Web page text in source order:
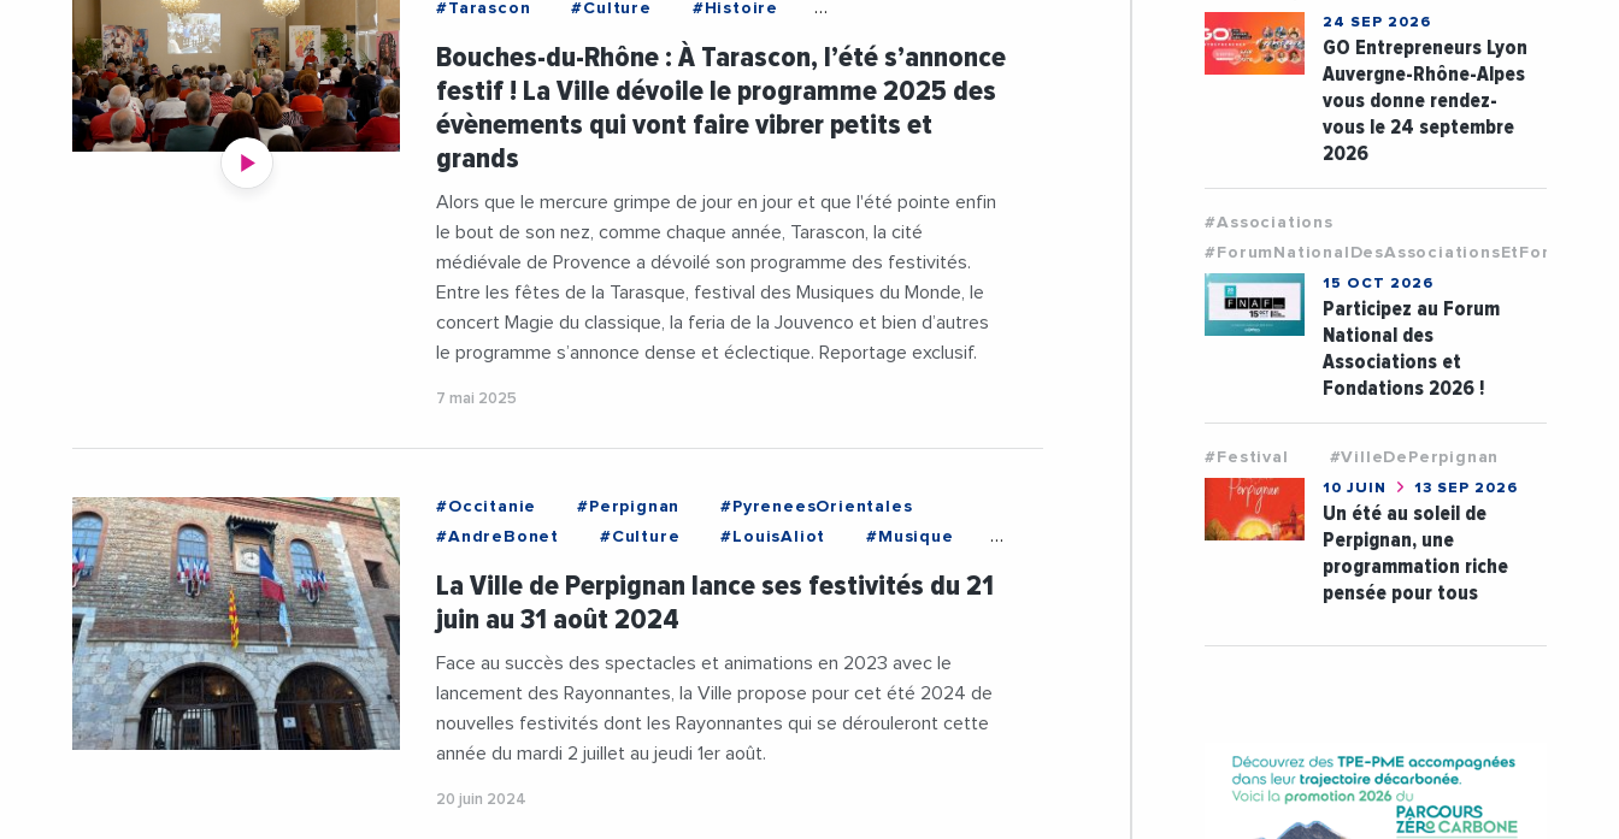
#Tarascon
#Culture
#Histoire
#Musique
#Tourisme
#Videos #VilleDeTarascon
Bouches-du-Rhône : À Tarascon, l’été s’annonce
festif ! La Ville dévoile le programme 2025 des
évènements qui vont faire vibrer petits et
grands
Alors que le mercure grimpe de jour en jour et que l'été pointe enfin
le bout de son nez, comme chaque année, Tarascon, la cité
médiévale de Provence a dévoilé son programme des festivités.
Entre les fêtes de la Tarasque, festival des Musiques du Monde, le
concert Magie du classique, la feria de la Jouvenco et bien d’autres
le programme s’annonce dense et éclectique. Reportage exclusif.
7 mai 2025
#Occitanie #Perpignan
#PyreneesOrientales
#AndreBonet
#Culture #LouisAliot
#Musique
La Ville de Perpignan lance ses festivités du 21
juin au 31 août 2024
Face au succès des spectacles et animations en 2023 avec le
lancement des Rayonnantes, la Ville propose pour cet été 2024 de
nouvelles festivités dont les Rayonnantes qui se dérouleront cette
année du mardi 2 juillet au jeudi 1er août.
20 juin 2024
24 SEP 2026
GO Entrepreneurs Lyon
Auvergne-Rhône-Alpes
vous donne rendez-
vous le 24 septembre
2026
#Associations
15 OCT 2026
Participez au Forum
National des
Associations et
Fondations 2026 !
#Festival #VilleDePerpignan
10 JUIN 13 SEP 2026
Un été au soleil de
Perpignan, une
programmation riche
pensée pour tous